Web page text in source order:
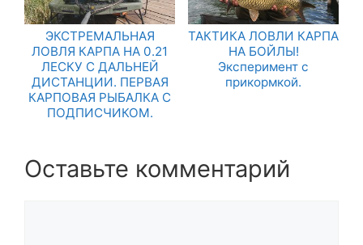
ЭКСТРЕМАЛЬНАЯ
ЛОВЛЯ КАРПА НА 0.21
ЛЕСКУ С ДАЛЬНЕЙ
ДИСТАНЦИИ. ПЕРВАЯ
КАРПОВАЯ РЫБАЛКА С
ПОДПИСЧИКОМ.
ТАКТИКА ЛОВЛИ КАРПА
НА БОЙЛЫ!
Эксперимент с
прикормкой.
Оставьте комментарий